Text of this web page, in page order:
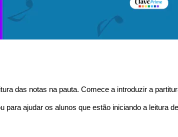
das notas na pauta. Comece a introduzir a
para ajudar os alunos que estão iniciando a leitura